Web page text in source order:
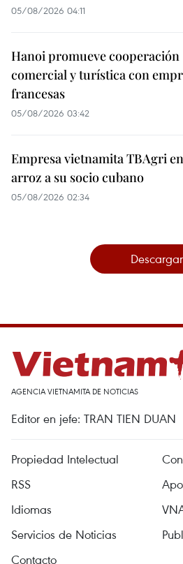
05/08/2026 04:11
Hanoi promueve cooperación
comercial y turística con
francesas
05/08/2026 03:42
Empresa vietnamita TBAgri
arroz a su socio cubano
05/08/2026 02:34
Descargar
AGENCIA VIETNAMITA DE NOTICIAS
Editor en jefe: TRAN TIEN DUAN
Propiedad Intelectual
RSS
Idiomas
Servicios de Noticias
Contacto